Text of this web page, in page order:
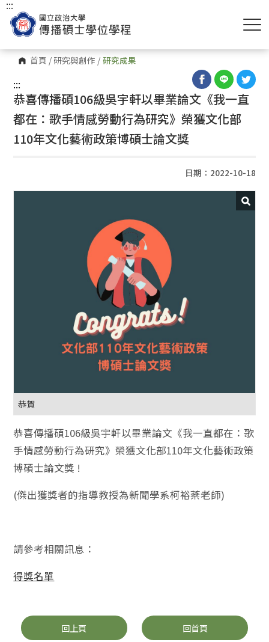
首頁 /研究與創作 / 研究成果
:::
:::
恭喜傳播碩106級吳宇軒以畢業論文《我一直
都在：歌手情感勞動行為研究》榮獲文化部
110年文化藝術政策博碩士論文獎
日期：2022-10-18
恭賀
恭喜傳播碩106級吳宇軒以畢業論文《我一直都在：歌
手情感勞動行為研究》榮獲文化部110年文化藝術政策
博碩士論文獎 !
(傑出獲獎者的指導教授為新聞學系柯裕棻老師)
請參考相關訊息：
得獎名單
回上頁 回首頁